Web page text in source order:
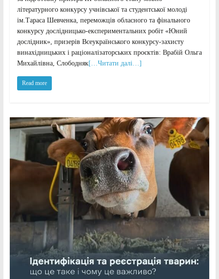
літературного конкурсу учнівської та студентської молоді
ім.Тараса Шевченка, переможців обласного та фінального
конкурсу дослідницько-експериментальних робіт «Юний
дослідник», призерів Всеукраїнського конкурсу-захисту
винахідницьких і раціоналізаторських проєктів: Врабій Ольга
Михайлівна, Слободняк[…Читати далі…]
Read more